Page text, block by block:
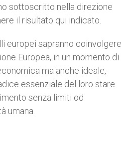
sottoscritto nella direzione
il risultato qui indicato.
europei sapranno coinvolgere
Europea, in un momento di
ma anche ideale,
essenziale del loro stare
senza limiti od
umana.